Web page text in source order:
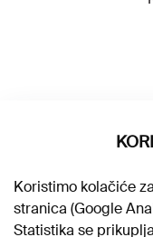
Koristimo kolačiće
stranica (Google
Statistika se